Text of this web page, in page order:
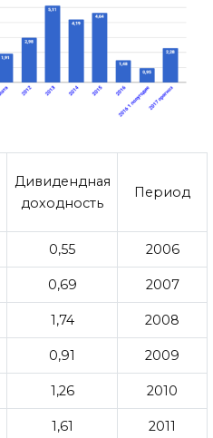
Дивидендная
доходность
Период
0,55 2006
0,69 2007
1,74 2008
0,91 2009
1,26 2010
1,61 2011